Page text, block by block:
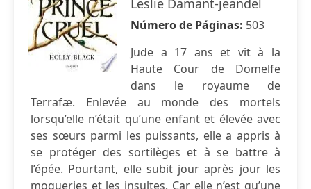
Leslie Damant-jeandel
Número de Páginas: 503
Jude a 17 ans et vit à la
Haute Cour de Domelfe
dans le royaume de
Terrafæ. Enlevée au monde des mortels
lorsqu’elle n’était qu’une enfant et élevée avec
ses sœurs parmi les puissants, elle a appris à
se protéger des sortilèges et à se battre à
l’épée. Pourtant, elle subit jour après jour les
moqueries et les insultes. Car elle n’est qu’une